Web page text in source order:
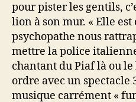
pour pister les gentils,
lion à son mur. « Elle est
psychopathe nous
mettre la police
chantant du Piaf là ou
ordre avec un spectacle
musique carrément «